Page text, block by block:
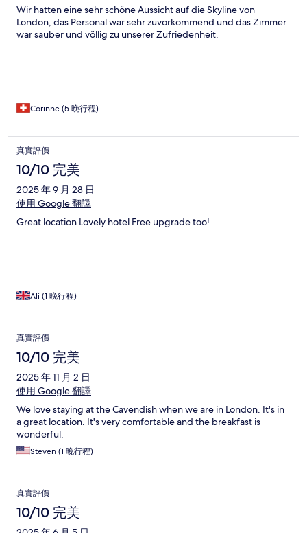
Wir hatten eine sehr schöne Aussicht auf die Skyline von
London, das Personal war sehr zuvorkommend und das Zimmer
war sauber und völlig zu unserer Zufriedenheit.
Corinne (5 晚行程)
真實評價
10/10 完美
2025 年 9 月 28 日
使用 Google 翻譯
Great location Lovely hotel Free upgrade too!
Ali (1 晚行程)
真實評價
10/10 完美
2025 年 11 月 2 日
使用 Google 翻譯
We love staying at the Cavendish when we are in London. It's in
a great location. It's very comfortable and the breakfast is
wonderful.
Steven (1 晚行程)
真實評價
10/10 完美